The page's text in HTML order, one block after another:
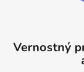
Vernostný